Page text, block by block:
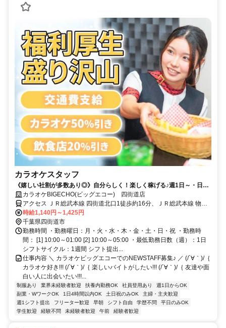
カラオケスタッフ
《嬉しい社割が多数あり◎》自分らしく！楽しく稼げる♪週1日～・日払
いOK！
カラオケBIGECHO(ビッグエコー) 四街道店
アクセス ＪＲ総武本線 四街道北口1徒歩約16分、ＪＲ総武本線 物井
西口徒歩約54分、ＪＲ総武本線 都賀西口徒歩約56分
時給1,140円～1,425円
千葉県四街道市
勤務時間 ・勤務曜日：月・火・水・木・金・土・日・祝 ・勤務時
間： [1] 10:00～01:00 [2] 10:00～05:00 ・最低勤務日数（週）：1日
シフトサイクル：1週間 シフト提出...
仕事内容 ＼ カラオケビッグエコーでのNEWSTAFF募集♪ ／ (/´∀｀)/｛
カラオケ好き!!! (/´∀｀)/｛ 楽しいバイトがしたい!!! (/´∀｀)/｛ 友達や面
白い人に出会いたい!!!...
制服あり 業界未経験者歓迎 扶養内勤務OK 社員登用あり
週1日からOK
副業・WワークOK
1日4時間以内OK 土日祝のみOK
主婦・主夫歓迎
週1シフト提出
フリーター歓迎 早朝 シフト自由 学歴不問
平日のみOK
学生歓迎
経験不問 未経験者歓迎 午前 経験者歓迎